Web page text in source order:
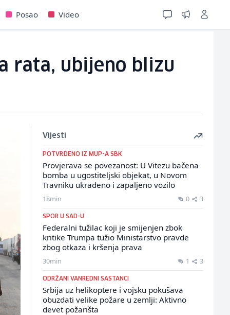
Posao Video
rata, ubijeno blizu
Vijesti
POTVRĐENO IZ MUP-A SBK
Provjerava se povezanost: U Vitezu bačena
bomba u ugostiteljski objekat, u Novom
Travniku ukradeno i zapaljeno vozilo
18min 0 3
SPOR U SAD-U
Federalni tužilac koji je smijenjen zbok
kritike Trumpa tužio Ministarstvo pravde
zbog otkaza i kršenja prava
30min 1 3
ODRŽANI VANREDNI SASTANCI
Srbija uz helikoptere i vojsku pokušava
obuzdati velike požare u zemlji: Aktivno
devet požarišta